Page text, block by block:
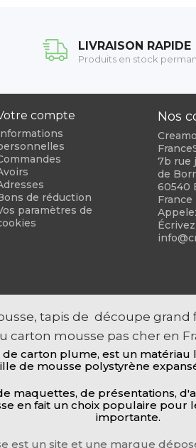
LIVRAISON RAPIDE
Produits en stock
compte
de réduction
paramètres de
Nos
7b rue
de
60540
France
tapis de découpe grand
carton mousse pas cher en
carton plume, est un
de mousse polystyrène
maquettes, de présentations,
en fait un choix populaire
importante.
est un site et une marque